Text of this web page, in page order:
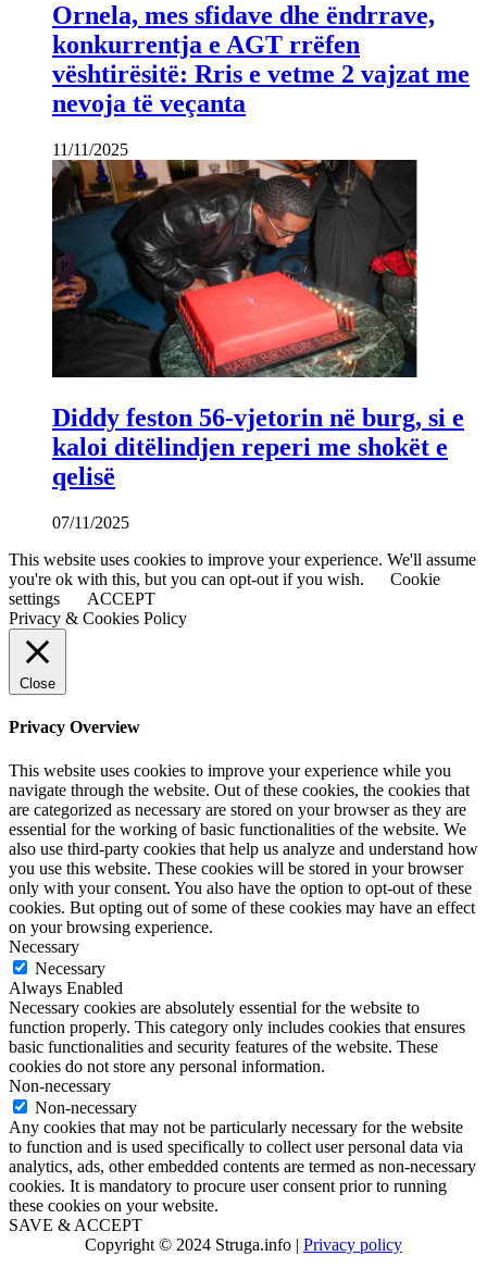
Ornela, mes sfidave dhe ëndrrave,
konkurrentja e AGT rrëfen
vështirësitë: Rris e vetme 2 vajzat me
nevoja të veçanta
11/11/2025
Diddy feston 56-vjetorin në burg, si e
kaloi ditëlindjen reperi me shokët e
qelisë
07/11/2025
This website uses cookies to improve your experience. We'll assume
you're ok with this, but you can opt-out if you wish.
Cookie
settings
ACCEPT
Privacy & Cookies Policy
Close
Privacy Overview
This website uses cookies to improve your experience while you
navigate through the website. Out of these cookies, the cookies that
are categorized as necessary are stored on your browser as they are
essential for the working of basic functionalities of the website. We
also use third-party cookies that help us analyze and understand how
you use this website. These cookies will be stored in your browser
only with your consent. You also have the option to opt-out of these
cookies. But opting out of some of these cookies may have an effect
on your browsing experience.
Necessary
Necessary
Always Enabled
Necessary cookies are absolutely essential for the website to
function properly. This category only includes cookies that ensures
basic functionalities and security features of the website. These
cookies do not store any personal information.
Non-necessary
Non-necessary
Any cookies that may not be particularly necessary for the website
to function and is used specifically to collect user personal data via
analytics, ads, other embedded contents are termed as non-necessary
cookies. It is mandatory to procure user consent prior to running
these cookies on your website.
SAVE & ACCEPT
Copyright © 2024 Struga.info | Privacy policy